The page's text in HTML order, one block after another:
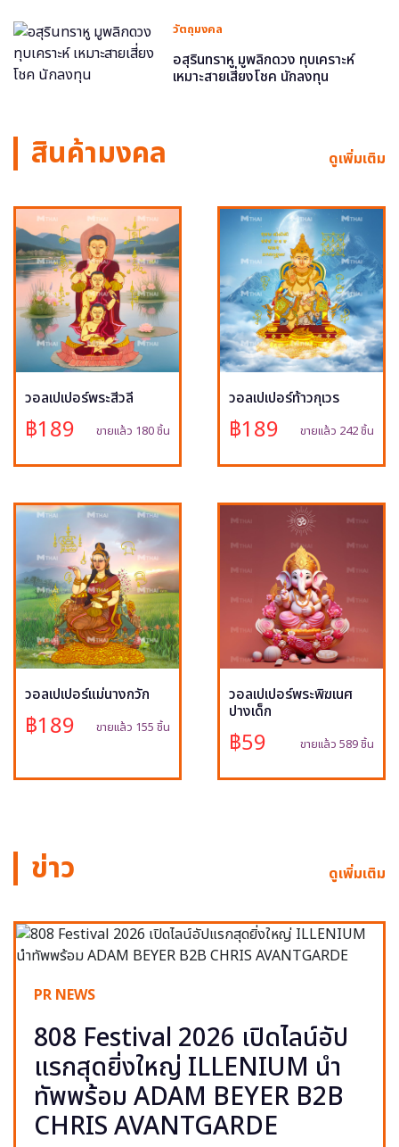
วัตถุมงคล
อสุรินทราหู มูพลิกดวง ทุบเคราะห์
เหมาะสายเสี่ยงโชค นักลงทุน
สินค้ามงคล ดูเพิ่มเติม
วอลเปเปอร์พระสีวลี
฿189 ขายแล้ว 180 ชิ้น
วอลเปเปอร์ท้าวกุเวร
฿189 ขายแล้ว 242 ชิ้น
วอลเปเปอร์แม่นางกวัก
฿189 ขายแล้ว 155 ชิ้น
วอลเปเปอร์พระพิฆเนศ
ปางเด็ก
฿59 ขายแล้ว 589 ชิ้น
ข่าว ดูเพิ่มเติม
PR NEWS
808 Festival 2026 เปิดไลน์อัป
แรกสุดยิ่งใหญ่ ILLENIUM นำ
ทัพพร้อม ADAM BEYER B2B
CHRIS AVANTGARDE